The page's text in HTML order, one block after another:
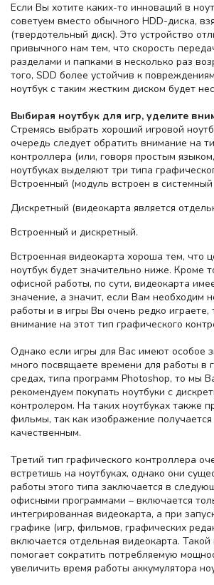
Если Вы хотите каких-то инноваций в
советуем вместо обычного HDD-диска,
(твердотельный диск). Это устройство
привычного нам тем, что скорость
разделами и папками в несколько раз
того, SDD более устойчив к
ноутбук с таким жестким диском будет
Выбирая ноутбук для игр, уделите
Стремясь выбрать хороший игровой
очередь следует обратить внимание на
контроллера (или, говоря простым
ноутбуках выделяют три типа
Встроенный (модуль встроен в системный
Дискретный (видеокарта является
Встроенный и дискретный.
Встроенная видеокарта хороша тем, что
ноутбук будет значительно ниже. Кроме
офисной работы, по сути, видеокарта
значение, а значит, если Вам необходим
работы и в игры Вы очень редко играете,
внимание на этот тип графического
Однако если игры для Вас имеют особое
много посвящаете времени для работы в
средах, типа программ Photoshop, то мы
рекомендуем покупать ноутбуки с
контролером. На таких ноутбуках также
фильмы, так как изображение
качественным.
Третий тип графического контроллера
встретишь на ноутбуках, однако они
работы этого типа заключается в
офисными программами – включается
интегрированная видеокарта, а при
графике (игр, фильмов, графических
включается отдельная видеокарта.
помогает сократить потребляемую
увеличить время работы аккумулятора